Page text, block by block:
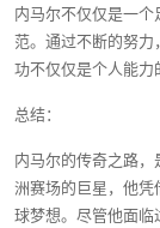
内马尔不仅仅是一
范。通过不断的努
功不仅仅是个人能力
总结：
内马尔的传奇之路
洲赛场的巨星，他
球梦想。尽管他面